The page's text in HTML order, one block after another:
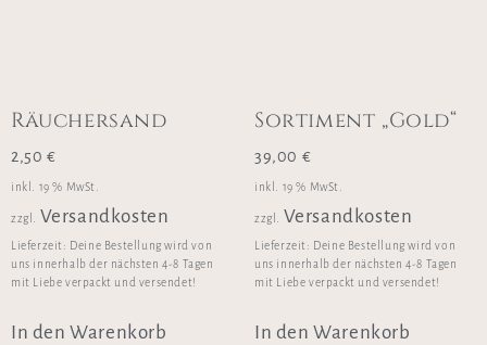
Räuchersand
2,50 €
inkl. 19 % MwSt.
zzgl. Versandkosten
Lieferzeit: Deine Bestellung wird von
uns innerhalb der nächsten 4-8 Tagen
mit Liebe verpackt und versendet!
In den Warenkorb
Sortiment „Gold“
39,00 €
inkl. 19 % MwSt.
zzgl. Versandkosten
Lieferzeit: Deine Bestellung wird von
uns innerhalb der nächsten 4-8 Tagen
mit Liebe verpackt und versendet!
In den Warenkorb